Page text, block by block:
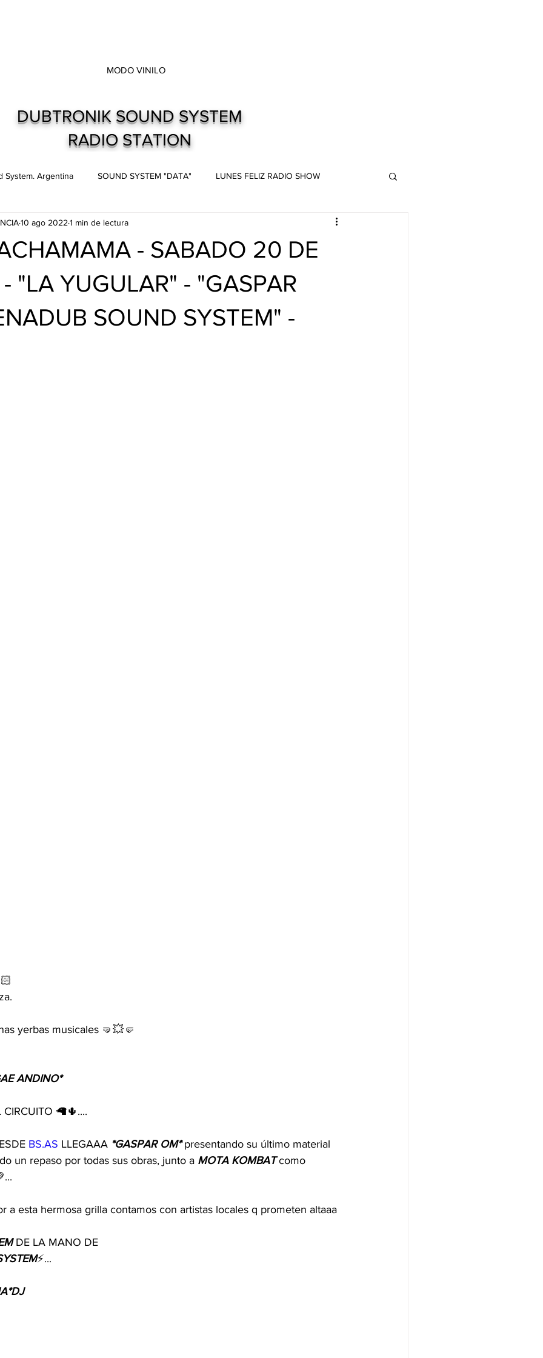
MODO VINILO
DUBTRONIK SOUND SYSTEM
RADIO STATION
System. Argentina SOUND SYSTEM "DATA" LUNES FELIZ RADIO SHOW
Live and direct. Shows. Recitales. "DUB MEETING LYRICS"
- SABADO 20 DE
"LA YUGULAR" - "GASPAR
SOUND SYSTEM" -
10 ago 2022 1 min de lectura
yerbas musicales 🤜💥🤛
ANDINO*
🦙🌵....
BS.AS LLEGAAA *GASPAR OM* presentando su último material
un repaso por todas sus obras, junto a MOTA KOMBAT como
a esta hermosa grilla contamos con artistas locales q prometen altaaa
DE LA MANO DE
⚡...